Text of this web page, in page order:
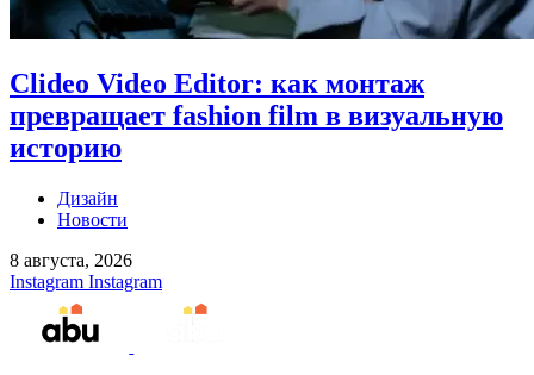
Clideo Video Editor: как монтаж
превращает fashion film в визуальную
историю
Дизайн
Новости
8 августа, 2026
Instagram Instagram